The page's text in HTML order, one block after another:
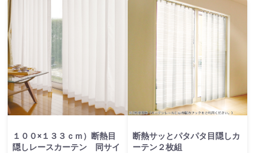
１００×１３３ｃｍ）断熱目
隠しレースカーテン 同サイ
断熱サッとパタパタ目隠しカ
ーテン２枚組